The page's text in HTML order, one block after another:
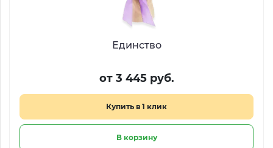
Единство
от 3 445 руб.
Купить в 1 клик
В корзину